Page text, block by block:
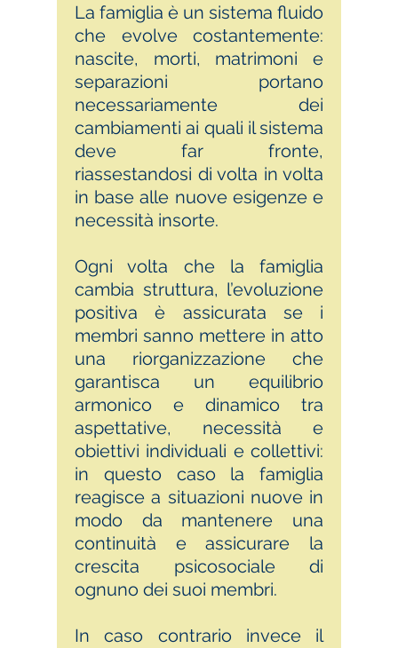
La famiglia è un sistema fluido
che evolve costantemente:
nascite, morti, matrimoni e
separazioni portano
necessariamente dei
cambiamenti ai quali il sistema
deve far fronte,
riassestandosi di volta in volta
in base alle nuove esigenze e
necessità insorte.
Ogni volta che la famiglia
cambia struttura, l’evoluzione
positiva è assicurata se i
membri sanno mettere in atto
una riorganizzazione che
garantisca un equilibrio
armonico e dinamico tra
aspettative, necessità e
obiettivi individuali e collettivi:
in questo caso la famiglia
reagisce a situazioni nuove in
modo da mantenere una
continuità e assicurare la
crescita psicosociale di
ognuno dei suoi membri.
In caso contrario invece il